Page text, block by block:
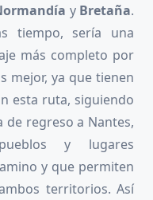
y Bretaña.
tiempo, sería una
más completo por
mejor, ya que tienen
esta ruta, siguiendo
de regreso a Nantes,
y lugares
y que permiten
territorios. Así